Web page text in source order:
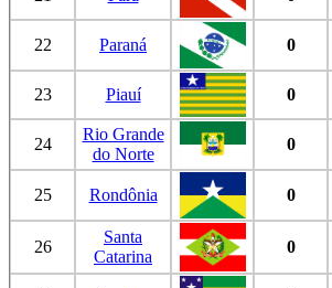
22 Paraná 0
23 Piauí 0
24
Rio Grande
do Norte
0
25 Rondônia 0
26
Santa
Catarina
0